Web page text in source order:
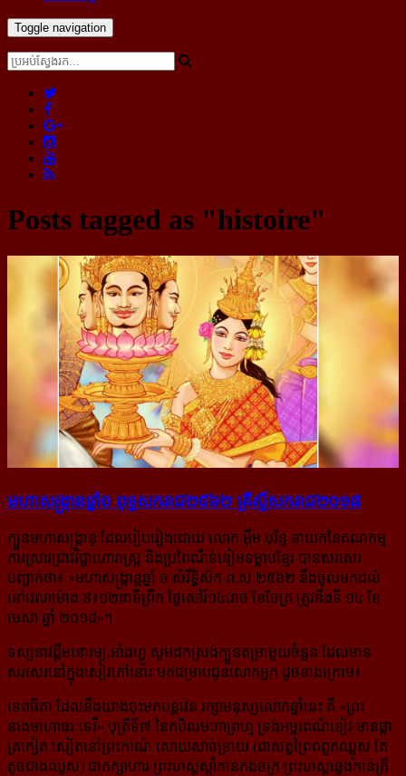
Toggle navigation
Posts tagged as "histoire"
មហា​សង្ក្រាន​ឆ្នាំច ពុទ្ធសករាជ​២៥៦២ គ្រឹស្ដិ៍សករាជ២០១៨
ក្បួនមហាសង្ក្រាន្ ដែលរៀបរៀងដោយ លោក អ៊ឺម បុរិន្ទ នាយកនៃគណកម្ម
ការស្រាវជ្រាវវិជ្ជាហោរាស្ត្រ និងប្រពៃណីទំនៀមទម្លាប់ខ្មែរ បានសរសេរ​
បញ្ជាក់ថា៖ «មហាសង្ក្រាន្តឆ្នាំ ច សំរឹទ្ធិស័ក ព.ស ២៥៦២ នឹងចូលមកដល់
នៅវេលាម៉ោង ៩៖១២នាទីព្រឹក ថ្ងៃសៅរ៍១៤រោច ខែចែត្រ ត្រូវនឹងទី ១៤ ខែ
មេសា ឆ្នាំ ២០១៨»។
ទស្សនាវដ្ដីមនោរម្យ.អាំងហ្វូ សូមដកស្រង់ក្បួនតម្រាមួយចំនួន ដែលមាន
សរសេរនៅក្នុងសៀវភៅនោះ មកជម្រាបជូនលោកអ្នក ដូចខាងក្រោម៖
ទេពធីតា ដែលនឹងយាងចុះមកបន្តវេន រក្សាមនុស្សលោកឆ្នាំនេះ គឺ «ព្រះ
នាងមហោធរៈទេវី» បុត្រីទី៧ នៃកបិលមហាព្រហ្ម ទ្រង់អម្ពរពណ៌ខៀវ មានផ្កា
ត្រកៀត សៀតនៅព្រះកាណ៌ សោយសាច់ទ្រាយ (ជាសត្វព្រៃពពួកឈ្លូស តែ
តូចជាងឈ្លូស) ជាភក្សាហារ ព្រះហស្តស្តាំកាន់កងចក្រ ព្រះហស្តឆ្វេងកាន់ត្រី